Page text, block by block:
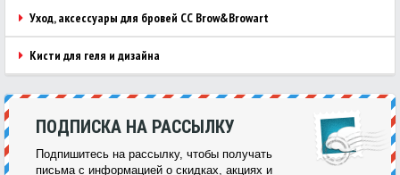
Уход, аксессуары для бровей CC Brow&Browart
Кисти для геля и дизайна
ПОДПИСКА НА РАССЫЛКУ
Подпишитесь на рассылку, чтобы получать
письма с информацией о скидках, акциях и